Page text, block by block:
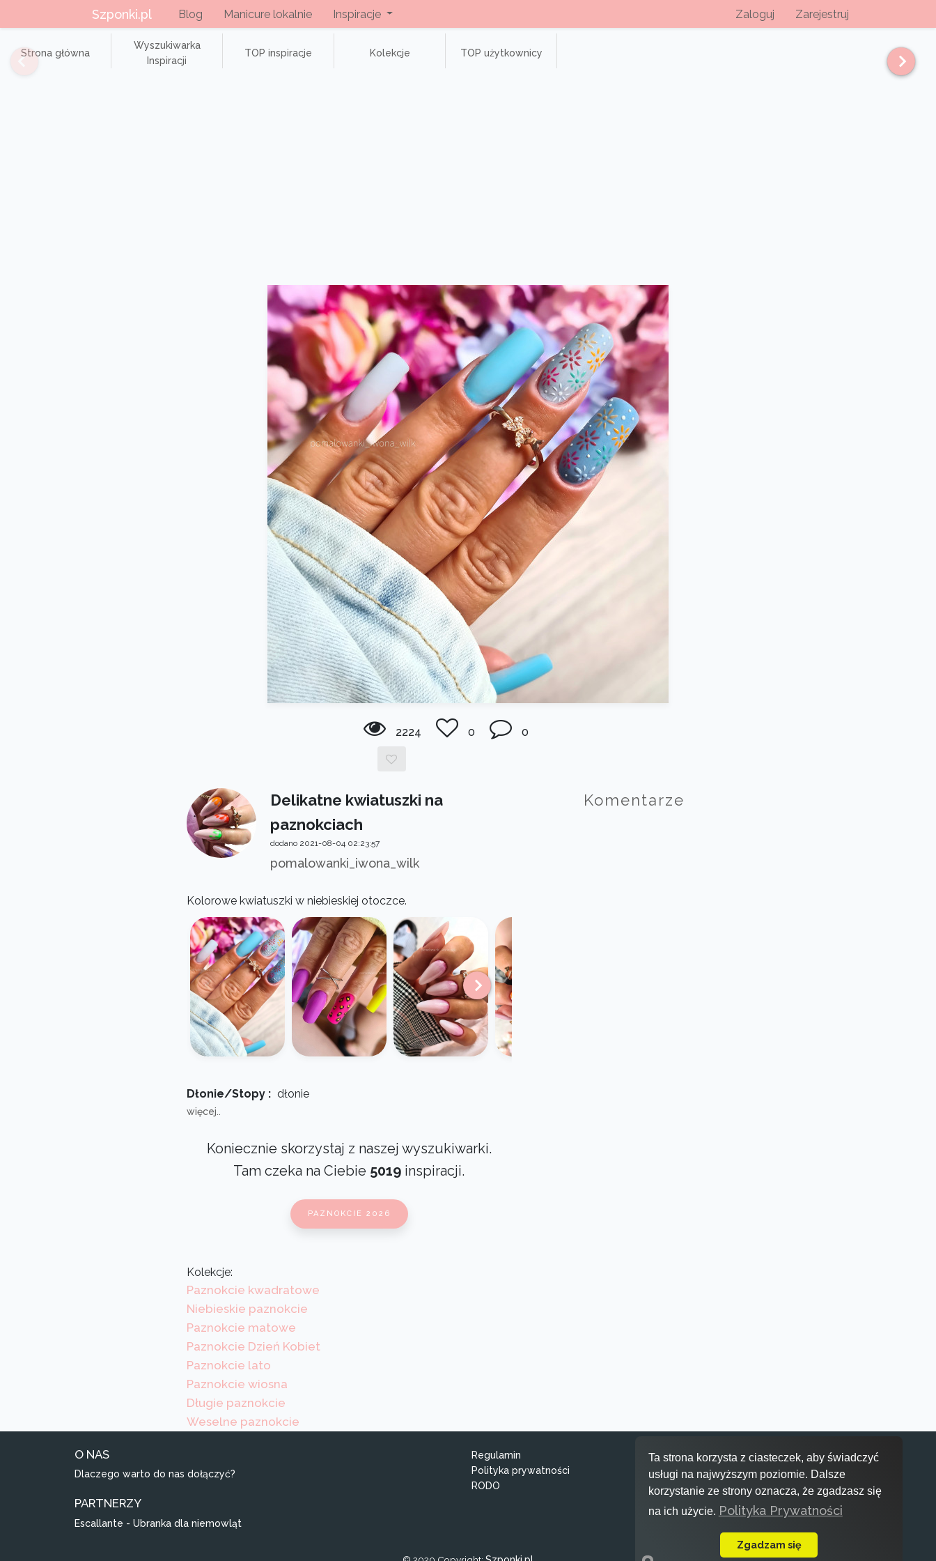
Szponki.pl Blog Manicure lokalnie Inspiracje Zaloguj Zarejestruj
Strona główna
Wyszukiwarka
Inspiracji
TOP inspiracje Kolekcje TOP użytkownicy
2224 0 0
Delikatne kwiatuszki na
paznokciach
dodano 2021-08-04 02:23:57
pomalowanki_iwona_wilk
Kolorowe kwiatuszki w niebieskiej otoczce.
Dłonie/Stopy : dłonie
więcej..
Koniecznie skorzystaj z naszej wyszukiwarki.
Tam czeka na Ciebie 5019 inspiracji.
PAZNOKCIE 2026
Kolekcje:
Paznokcie kwadratowe
Niebieskie paznokcie
Paznokcie matowe
Paznokcie Dzień Kobiet
Paznokcie lato
Paznokcie wiosna
Długie paznokcie
Weselne paznokcie
Komentarze
O NAS
Dlaczego warto do nas dołączyć?
PARTNERZY
Escallante - Ubranka dla niemowląt
Regulamin
Polityka prywatności
RODO
Inspiracje
Ta strona korzysta z ciasteczek, aby świadczyć
usługi na najwyższym poziomie. Dalsze
korzystanie ze strony oznacza, że zgadzasz się
na ich użycie. Polityka Prywatności
Zgadzam się